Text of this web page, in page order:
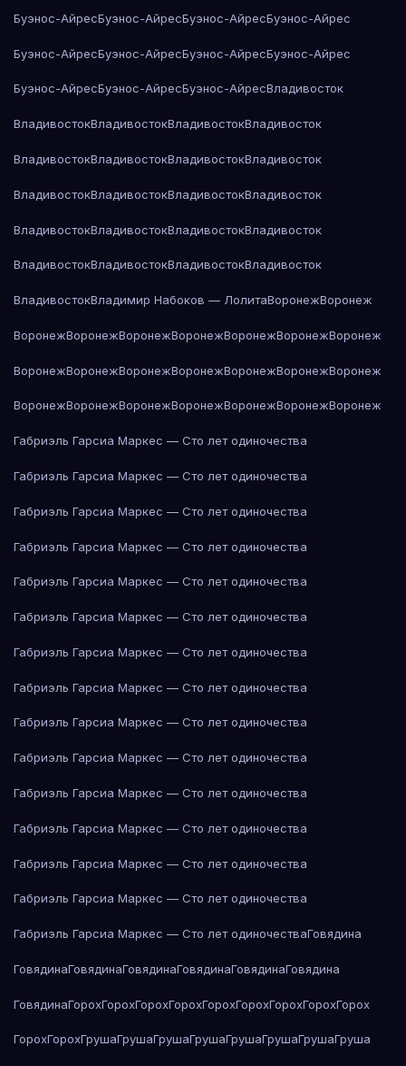
Буэнос-АйресБуэнос-АйресБуэнос-АйресБуэнос-Айрес
Буэнос-АйресБуэнос-АйресБуэнос-АйресБуэнос-Айрес
Буэнос-АйресБуэнос-АйресБуэнос-АйресВладивосток
ВладивостокВладивостокВладивостокВладивосток
ВладивостокВладивостокВладивостокВладивосток
ВладивостокВладивостокВладивостокВладивосток
ВладивостокВладивостокВладивостокВладивосток
ВладивостокВладивостокВладивостокВладивосток
ВладивостокВладимир Набоков — ЛолитаВоронежВоронеж
ВоронежВоронежВоронежВоронежВоронежВоронежВоронеж
ВоронежВоронежВоронежВоронежВоронежВоронежВоронеж
ВоронежВоронежВоронежВоронежВоронежВоронежВоронеж
Габриэль Гарсиа Маркес — Сто лет одиночества
Габриэль Гарсиа Маркес — Сто лет одиночества
Габриэль Гарсиа Маркес — Сто лет одиночества
Габриэль Гарсиа Маркес — Сто лет одиночества
Габриэль Гарсиа Маркес — Сто лет одиночества
Габриэль Гарсиа Маркес — Сто лет одиночества
Габриэль Гарсиа Маркес — Сто лет одиночества
Габриэль Гарсиа Маркес — Сто лет одиночества
Габриэль Гарсиа Маркес — Сто лет одиночества
Габриэль Гарсиа Маркес — Сто лет одиночества
Габриэль Гарсиа Маркес — Сто лет одиночества
Габриэль Гарсиа Маркес — Сто лет одиночества
Габриэль Гарсиа Маркес — Сто лет одиночества
Габриэль Гарсиа Маркес — Сто лет одиночества
Габриэль Гарсиа Маркес — Сто лет одиночестваГовядина
ГовядинаГовядинаГовядинаГовядинаГовядинаГовядина
ГовядинаГорохГорохГорохГорохГорохГорохГорохГорохГорох
ГорохГорохГрушаГрушаГрушаГрушаГрушаГрушаГрушаГруша